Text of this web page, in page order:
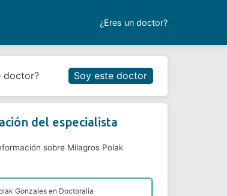
¿Eres un doctor?
Reservar cita
doctor? Soy este doctor
del especialista
sobre Milagros Polak
Gonzales en Doctoralia